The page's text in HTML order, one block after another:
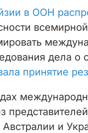
в ООН
всемирной
дела о
принятие
представителей
и